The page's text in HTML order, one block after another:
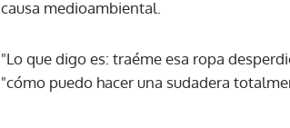
causa medioambiental.
"Lo que digo es: traéme esa ropa
"cómo puedo hacer una sudadera